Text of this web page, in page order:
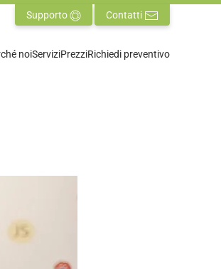
Supporto Contatti
noiServiziPrezziRichiedi preventivo